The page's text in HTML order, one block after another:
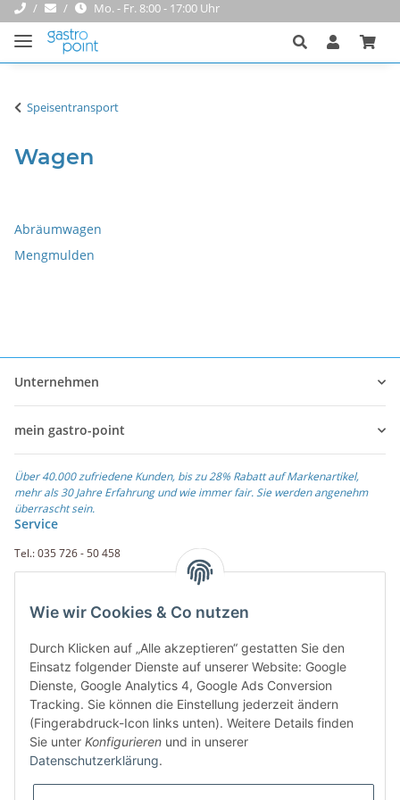
Mo. - Fr. 8:00 - 17:00 Uhr
Speisentransport
Wagen
Abräumwagen
Mengmulden
Unternehmen
mein gastro-point
Über 40.000 zufriedene Kunden, bis zu 28% Rabatt auf Markenartikel,
mehr als 30 Jahre Erfahrung und wie immer fair. Sie werden angenehm
überrascht sein.
Service
Tel.: 035 726 - 50 458
Weiterführende Links
Zahlungsarten
Rechnung
PayPal
Amazon Payment
Vorkasse
Überweisung
Wie wir Cookies & Co nutzen
Durch Klicken auf „Alle akzeptieren“ gestatten Sie den
Einsatz folgender Dienste auf unserer Website: Google
Dienste, Google Analytics 4, Google Ads Conversion
Tracking. Sie können die Einstellung jederzeit ändern
(Fingerabdruck-Icon links unten). Weitere Details finden
Sie unter Konfigurieren und in unserer
Datenschutzerklärung.